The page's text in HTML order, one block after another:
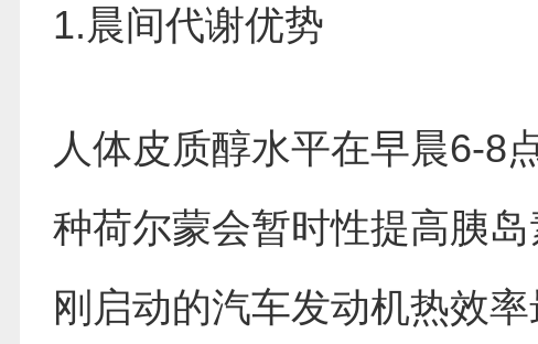
1.晨间代谢优势
人体皮质醇水平在早晨6-8
种荷尔蒙会暂时性提高胰
刚启动的汽车发动机热效